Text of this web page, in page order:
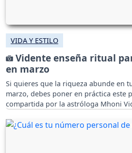
VIDA Y ESTILO
Vidente enseña ritual
en marzo
Si quieres que la riqueza abunde en
marzo, debes poner en práctica este
compartida por la astróloga Mhoni